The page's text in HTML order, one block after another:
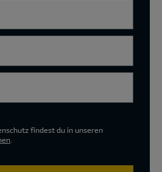
findest du in unseren